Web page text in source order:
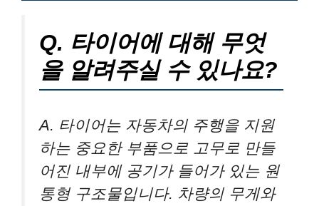
Q. 타이어에 대해 무엇
을 알려주실 수 있나요?
A. 타이어는 자동차의 주행을 지원
하는 중요한 부품으로 고무로 만들
어진 내부에 공기가 들어가 있는 원
통형 구조물입니다. 차량의 무게와